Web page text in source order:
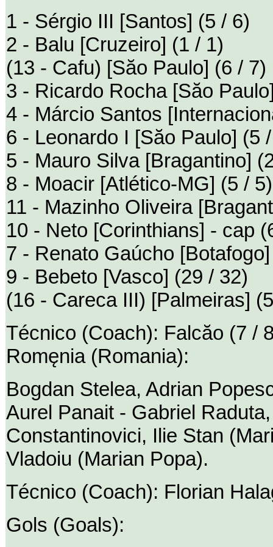
1 - Sérgio III [Santos] (5 / 6)
2 - Balu [Cruzeiro] (1 / 1)
(13 - Cafu) [Săo Paulo] (6 / 7)
3 - Ricardo Rocha [Săo
4 - Márcio Santos
6 - Leonardo I [Săo Paulo] (5
5 - Mauro Silva [Bragantino]
8 - Moacir [Atlético-MG] (5 / 5)
11 - Mazinho Oliveira
10 - Neto [Corinthians] - cap
7 - Renato Gaúcho
9 - Bebeto [Vasco] (29 / 32)
(16 - Careca III) [Palmeiras]
Técnico (Coach): Falcăo (7 /
Romęnia (Romania):
Bogdan Stelea, Adrian
Aurel Panait - Gabriel
Constantinovici, Ilie Stan
Vladoiu (Marian Popa).
Técnico (Coach): Florian
Gols (Goals):